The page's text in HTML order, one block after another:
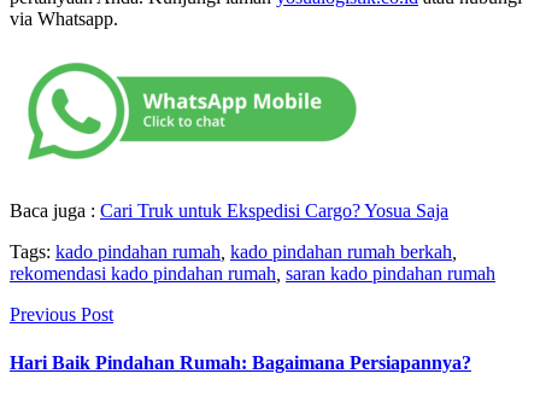
via Whatsapp.
Baca juga : Cari Truk untuk Ekspedisi Cargo? Yosua Saja
Tags: kado pindahan rumah, kado pindahan rumah berkah,
rekomendasi kado pindahan rumah, saran kado pindahan rumah
Previous Post
Hari Baik Pindahan Rumah: Bagaimana Persiapannya?